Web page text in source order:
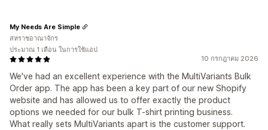
10 กรกฎาคม 2026
We've had an excellent experience with the MultiVariants Bulk
Order app. The app has been a key part of our new Shopify
website and has allowed us to offer exactly the product
options we needed for our bulk T-shirt printing business.
What really sets MultiVariants apart is the customer support.
My Needs Are Simple
สหราชอาณาจักร
ประมาณ 1 เดือน ในการใช้แอป